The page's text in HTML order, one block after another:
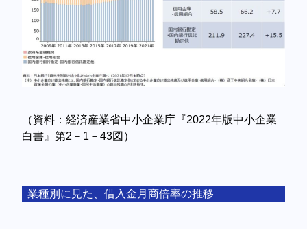
（資料：経済産業省中小企業庁『2022年版中小企業
白書』第2－1－43図）
業種別に見た、借入金月商倍率の推移